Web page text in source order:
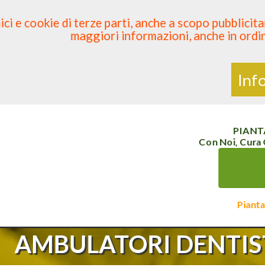
Elenco Dentista Sicuro>
Con Noi, Cura
AMBULATORI
e cookie di terze parti, anche a scopo
maggiori informazioni, anche in